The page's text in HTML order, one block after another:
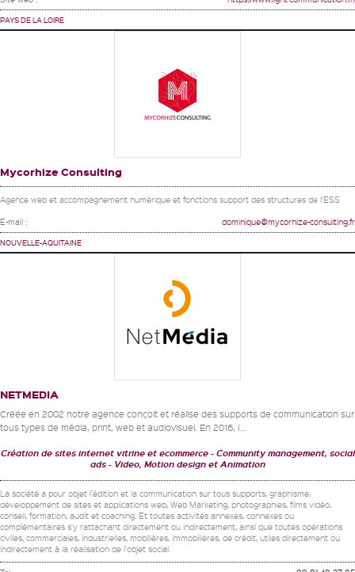
PAYS DE LA LOIRE
Mycorhize Consulting
Agence web et accompagnement numérique et fonctions support des structures de l'ESS
E-mail : dominique@mycorhize-consulting.fr
NOUVELLE-AQUITAINE
NETMEDIA
Créée en 2002 notre agence conçoit et réalise des supports de communication sur
tous types de média, print, web et audiovisuel. En 2016, l...
Création de sites internet vitrine et ecommerce
Community management, social
ads
Video, Motion design et Animation
La société a pour objet l’édition et la communication sur tous supports, graphisme,
développement de sites et applications web, Web Marketing, photographies, films vidéo,
conseil, formation, audit et coaching. Et toutes activités annexes, connexes ou
complémentaires s'y rattachant directement ou indirectement, ainsi que toutes opérations
civiles, commerciales, industrielles, mobilières, immobilières, de crédit, utiles directement ou
indirectement à la réalisation de l'objet social.